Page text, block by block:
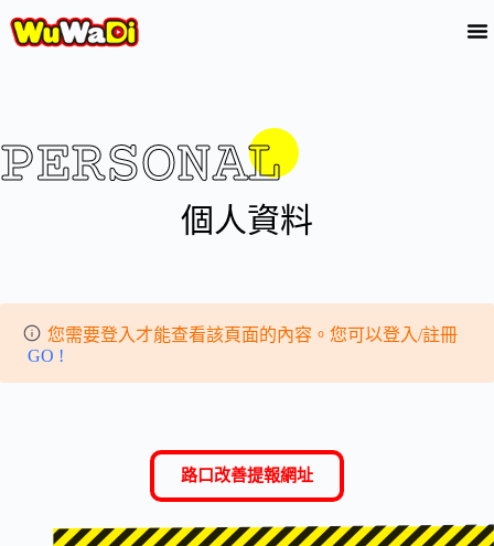
PERSONAL
個人資料
您需要登入才能查看該頁面的內容。您可以登入/註冊
GO !
路口改善提報網址